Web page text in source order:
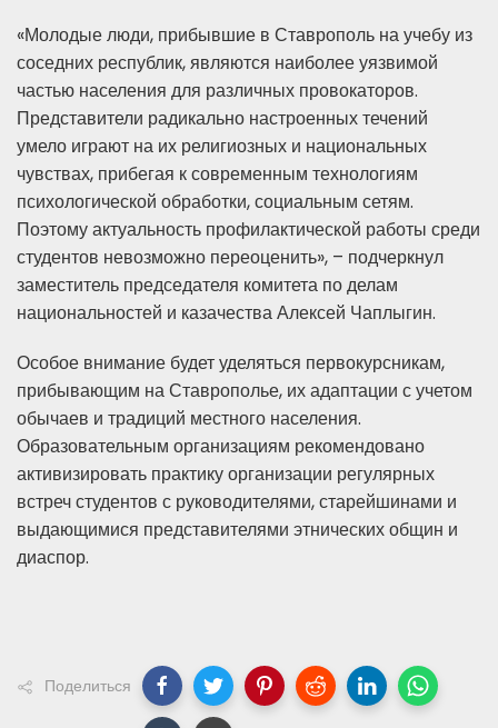
«Молодые люди, прибывшие в Ставрополь на учебу из
соседних республик, являются наиболее уязвимой
частью населения для различных провокаторов.
Представители радикально настроенных течений
умело играют на их религиозных и национальных
чувствах, прибегая к современным технологиям
психологической обработки, социальным сетям.
Поэтому актуальность профилактической работы среди
студентов невозможно переоценить», – подчеркнул
заместитель председателя комитета по делам
национальностей и казачества Алексей Чаплыгин.
Особое внимание будет уделяться первокурсникам,
прибывающим на Ставрополье, их адаптации с учетом
обычаев и традиций местного населения.
Образовательным организациям рекомендовано
активизировать практику организации регулярных
встреч студентов с руководителями, старейшинами и
выдающимися представителями этнических общин и
диаспор.
Поделиться